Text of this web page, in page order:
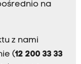
na
z nami
(12 200 33 33